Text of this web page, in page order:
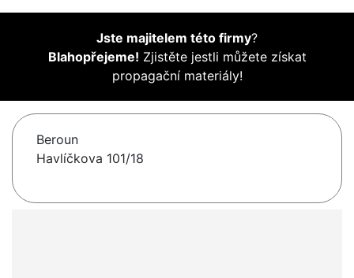
Jste majitelem této firmy?
Blahopřejeme! Zjistěte jestli můžete získat
propagační materiály!
Beroun
Havlíčkova 101/18